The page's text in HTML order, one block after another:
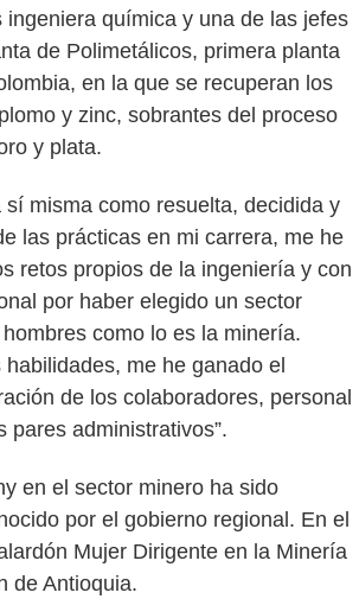
ingeniera química y una de las jefes
de Polimetálicos, primera planta
en la que se recuperan los
y zinc, sobrantes del proceso
y plata.
misma como resuelta, decidida y
las prácticas en mi carrera, me he
retos propios de la ingeniería y con
por haber elegido un sector
como lo es la minería.
me he ganado el
de los colaboradores, personal
pares administrativos”.
en el sector minero ha sido
por el gobierno regional. En el
Mujer Dirigente en la Minería
de Antioquia.